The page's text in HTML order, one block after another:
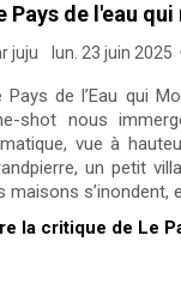
Pays de l'eau
juju lun. 23 juin 2025
Pays de l’Eau qui
shot nous
vue à
un petit
maisons s’inondent,
la critique de Le